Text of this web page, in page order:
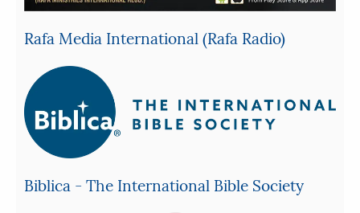
Rafa Media International (Rafa Radio)
Biblica - The International Bible Society